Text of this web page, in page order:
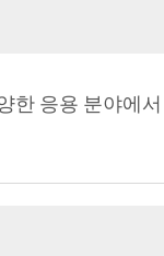
한 응용 분야에